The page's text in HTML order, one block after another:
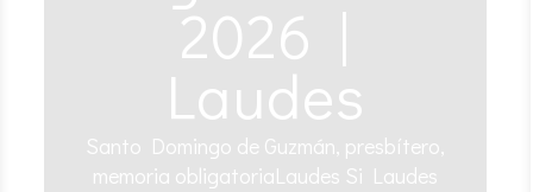
2026 |
Laudes
Santo Domingo de Guzmán, presbítero,
memoria obligatoriaLaudes Si Laudes